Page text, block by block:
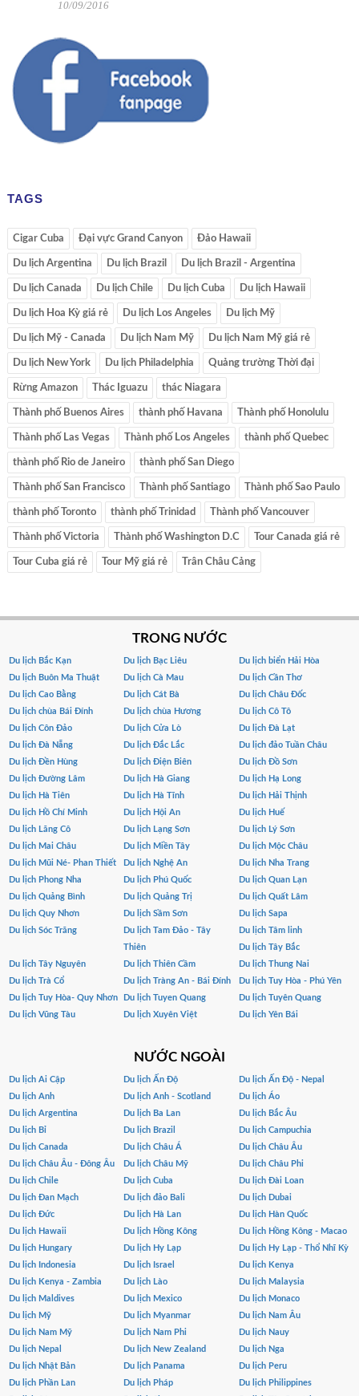
10/09/2016
TAGS
Cigar Cuba Đại vực Grand Canyon Đảo Hawaii
Du lịch Argentina Du lịch Brazil Du lịch Brazil - Argentina
Du lịch Canada Du lịch Chile Du lịch Cuba Du lịch Hawaii
Du lịch Hoa Kỳ giá rẻ Du lịch Los Angeles Du lịch Mỹ
Du lịch Mỹ - Canada Du lịch Nam Mỹ Du lịch Nam Mỹ giá rẻ
Du lịch New York Du lịch Philadelphia Quảng trường Thời đại
Rừng Amazon Thác Iguazu thác Niagara
Thành phố Buenos Aires thành phố Havana Thành phố Honolulu
Thành phố Las Vegas Thành phố Los Angeles thành phố Quebec
thành phố Rio de Janeiro thành phố San Diego
Thành phố San Francisco Thành phố Santiago Thành phố Sao Paulo
thành phố Toronto thành phố Trinidad Thành phố Vancouver
Thành phố Victoria Thành phố Washington D.C Tour Canada giá rẻ
Tour Cuba giá rẻ Tour Mỹ giá rẻ Trân Châu Cảng
TRONG NƯỚC
Du lịch Bắc Kạn Du lịch Bạc Liêu
Du lịch biển Hải Hòa
Du lịch Buôn Ma Thuật
Du lịch Cà Mau
Du lịch Cần Thơ
Du lịch Cao Bằng
Du lịch Cát Bà
Du lịch Châu Đốc
Du lịch chùa Bái Đính
Du lịch chùa Hương
Du lịch Cô Tô
Du lịch Côn Đảo
Du lịch Cửa Lò
Du lịch Đà Lạt
Du lịch Đà Nẵng
Du lịch Đắc Lắc
Du lịch đảo Tuần Châu
Du lịch Đền Hùng
Du lịch Điện Biên
Du lịch Đồ Sơn
Du lịch Đường Lâm
Du lịch Hà Giang
Du lịch Hạ Long
Du lịch Hà Tiên
Du lịch Hà Tĩnh
Du lịch Hải Thịnh
Du lịch Hồ Chí Minh
Du lịch Hội An
Du lịch Huế
Du lịch Lăng Cô
Du lịch Lạng Sơn
Du lịch Lý Sơn
Du lịch Mai Châu
Du lịch Miền Tây
Du lịch Mộc Châu
Du lịch Mũi Né- Phan Thiết
Du lịch Nghệ An
Du lịch Nha Trang
Du lịch Phong Nha
Du lịch Phú Quốc
Du lịch Quan Lạn
Du lịch Quảng Bình
Du lịch Quảng Trị
Du lịch Quất Lâm
Du lịch Quy Nhơn
Du lịch Sầm Sơn
Du lịch Sapa
Du lịch Sóc Trăng
Du lịch Tam Đảo - Tây
Thiên
Du lịch Tâm linh
Du lịch Tây Bắc
Du lịch Tây Nguyên
Du lịch Thiên Cầm
Du lịch Thung Nai
Du lịch Trà Cổ
Du lịch Tràng An - Bái Đính
Du lịch Tuy Hòa - Phú Yên
Du lịch Tuy Hòa- Quy Nhơn
Du lịch Tuyen Quang
Du lịch Tuyên Quang
Du lịch Vũng Tàu
Du lịch Xuyên Việt Du lịch Yên Bái
NƯỚC NGOÀI
Du lịch Ai Cập Du lịch Ấn Độ
Du lịch Ấn Độ - Nepal
Du lịch Anh
Du lịch Anh - Scotland
Du lịch Áo
Du lịch Argentina
Du lịch Ba Lan
Du lịch Bắc Âu
Du lịch Bỉ
Du lịch Brazil
Du lịch Campuchia
Du lịch Canada
Du lịch Châu Á
Du lịch Châu Âu
Du lịch Châu Âu - Đông Âu
Du lịch Châu Mỹ
Du lịch Châu Phi
Du lịch Chile
Du lịch Cuba
Du lịch Đài Loan
Du lịch Đan Mạch
Du lịch đảo Bali
Du lịch Dubai
Du lịch Đức
Du lịch Hà Lan
Du lịch Hàn Quốc
Du lịch Hawaii
Du lịch Hồng Kông
Du lịch Hồng Kông - Macao
Du lịch Hungary
Du lịch Hy Lạp
Du lịch Hy Lạp - Thổ Nhĩ Kỳ
Du lịch Indonesia
Du lịch Israel
Du lịch Kenya
Du lịch Kenya - Zambia
Du lịch Lào
Du lịch Malaysia
Du lịch Maldives
Du lịch Mexico
Du lịch Monaco
Du lịch Mỹ
Du lịch Myanmar
Du lịch Nam Âu
Du lịch Nam Mỹ
Du lịch Nam Phi
Du lịch Nauy
Du lịch Nepal
Du lịch New Zealand
Du lịch Nga
Du lịch Nhật Bản
Du lịch Panama
Du lịch Peru
Du lịch Phần Lan
Du lịch Pháp
Du lịch Philippines